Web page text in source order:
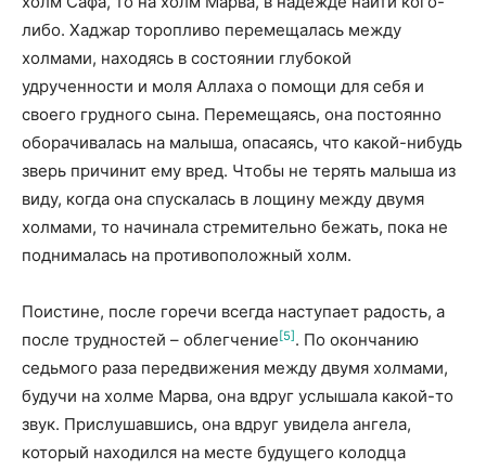
либо. Хаджар торопливо перемещалась между
холмами, находясь в состоянии глубокой
удрученности и моля Аллаха о помощи для себя и
своего грудного сына. Перемещаясь, она постоянно
оборачивалась на малыша, опасаясь, что какой-нибудь
зверь причинит ему вред. Чтобы не терять малыша из
виду, когда она спускалась в лощину между двумя
холмами, то начинала стремительно бежать, пока не
поднималась на противоположный холм.
Поистине, после горечи всегда наступает радость, а
после трудностей – облегчение[5]. По окончанию
седьмого раза передвижения между двумя холмами,
будучи на холме Марва, она вдруг услышала какой-то
звук. Прислушавшись, она вдруг увидела ангела,
который находился на месте будущего колодца